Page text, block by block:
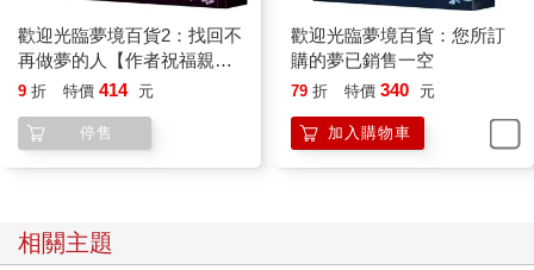
歡迎光臨夢境百貨2：找回不
再做夢的人【作者祝福親簽
版】
9 折 特價 414 元
停售
歡迎光臨夢境百貨：您所訂
購的夢已銷售一空
79 折 特價 340 元
加入購物車
相關主題